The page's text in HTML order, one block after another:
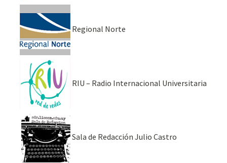
Regional Norte
RIU – Radio Internacional Universitaria
Sala de Redacción Julio Castro